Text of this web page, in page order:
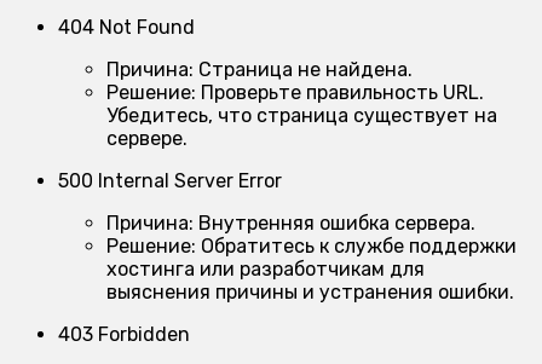
404 Not Found
Причина: Страница не найдена.
Решение: Проверьте правильность URL.
Убедитесь, что страница существует на
сервере.
500 Internal Server Error
Причина: Внутренняя ошибка сервера.
Решение: Обратитесь к службе поддержки
хостинга или разработчикам для
выяснения причины и устранения ошибки.
403 Forbidden